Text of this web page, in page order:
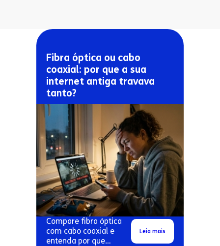
Fibra óptica ou cabo
coaxial: por que a sua
internet antiga travava
tanto?
Compare fibra óptica
com cabo coaxial e
entenda por que
Leia mais